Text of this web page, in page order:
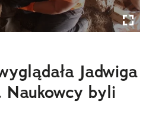
Jadwiga
Naukowcy byli